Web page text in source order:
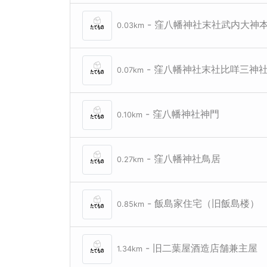
0.03km - 窪八幡神社末社武内大神
0.07km - 窪八幡神社末社比咩三神
0.10km - 窪八幡神社神門
0.27km - 窪八幡神社鳥居
0.85km - 飯島家住宅（旧飯島楼）
1.34km - 旧二葉屋酒造店舗兼主屋